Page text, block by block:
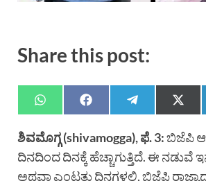
Share this post:
ಶಿವಮೊಗ್ಗ (shivamogga), ಫೆ. 3:ಬಿಜೆಪಿ
ದಿನದಿಂದ ದಿನಕ್ಕೆ ಹೆಚ್ಚಾಗುತ್ತಿದೆ. ಈ ನಡುವೆ
ಅಥವಾ ಎಂಟ್ಹತ್ತು ದಿನಗಳಲ್ಲಿ, ಬಿಜೆಪಿ